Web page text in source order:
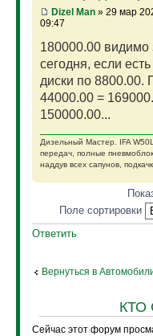
Dizel Man» 29 мар
09:47
180000.00 видимо
сегодня, если
диски по 8800.00.
44000.00 =
150000.00...
Дизельный Мастер. IFA
передач, полные
наддув всех сапунов,
Поле сортировки
Ответить
Вернуться в
КТО
Сейчас этот форум